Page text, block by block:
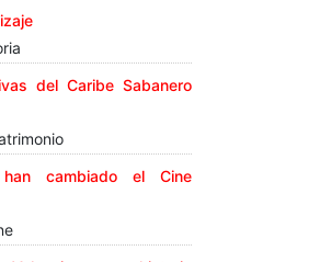
del Caribe Sabanero
cambiado el Cine